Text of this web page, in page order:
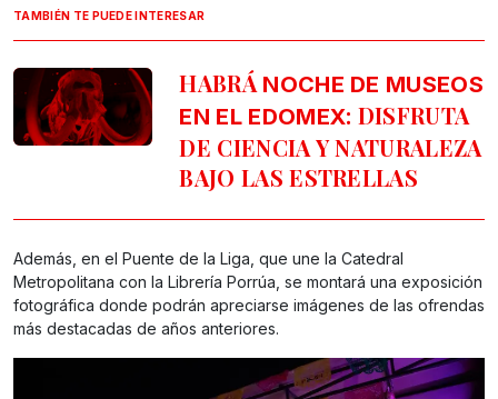
TAMBIÉN TE PUEDE INTERESAR
HABRÁ NOCHE DE MUSEOS
EN EL EDOMEX: DISFRUTA
DE CIENCIA Y NATURALEZA
BAJO LAS ESTRELLAS
Además, en el Puente de la Liga, que une la Catedral
Metropolitana con la Librería Porrúa, se montará una exposición
fotográfica donde podrán apreciarse imágenes de las ofrendas
más destacadas de años anteriores.